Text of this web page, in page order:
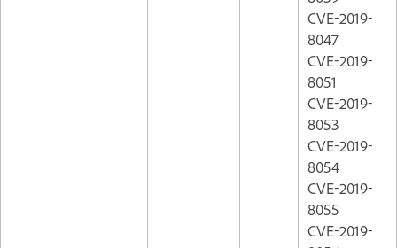
CVE-2019-
8047
CVE-2019-
8051
CVE-2019-
8053
CVE-2019-
8054
CVE-2019-
8055
CVE-2019-